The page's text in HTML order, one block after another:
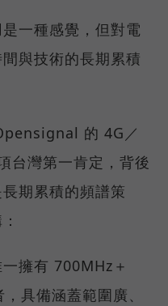
一種感覺，但對電
與技術的長期累積
的 4G／
台灣第一肯定，背後
期累積的頻譜策
擁有 700MHz＋
具備涵蓋範圍廣、